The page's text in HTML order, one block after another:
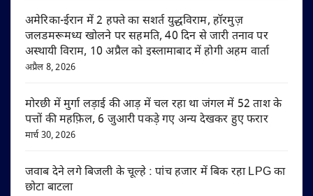
अमेरिका-ईरान में 2 हफ्ते का सशर्त युद्धविराम, हॉरमुज़
जलडमरूमध्य खोलने पर सहमति, 40 दिन से जारी तनाव पर
अस्थायी विराम, 10 अप्रैल को इस्लामाबाद में होगी अहम वार्ता
अप्रैल 8, 2026
मोरछी में मुर्गा लड़ाई की आड़ में चल रहा था जंगल में 52 ताश के
पत्तों की महफ़िल, 6 जुआरी पकड़े गए अन्य देखकर हुए फरार
मार्च 30, 2026
जवाब देने लगे बिजली के चूल्हे : पांच हजार में बिक रहा LPG का
छोटा बाटला